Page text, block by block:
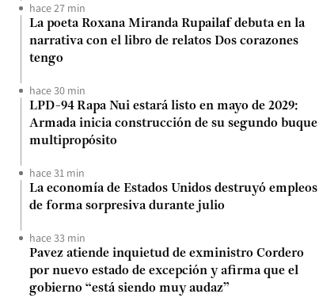
hace 27 min
La poeta Roxana Miranda Rupailaf debuta en la
narrativa con el libro de relatos Dos corazones
tengo
hace 30 min
LPD-94 Rapa Nui estará listo en mayo de 2029:
Armada inicia construcción de su segundo buque
multipropósito
hace 31 min
La economía de Estados Unidos destruyó empleos
de forma sorpresiva durante julio
hace 33 min
Pavez atiende inquietud de exministro Cordero
por nuevo estado de excepción y afirma que el
gobierno “está siendo muy audaz”